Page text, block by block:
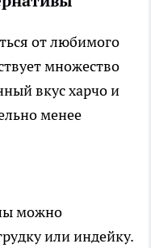
от любимого
множество
вкус харчо и
менее
можно
или индейку.